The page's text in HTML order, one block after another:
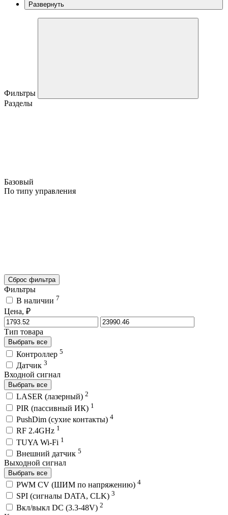
Развернуть
Фильтры
Разделы
Базовый
По типу управления
Сброс фильтра
Фильтры
В наличии 7
Цена, ₽
Тип товара
Выбрать все
Контроллер 5
Датчик 3
Входной сигнал
Выбрать все
LASER (лазерный) 2
PIR (пассивный ИК) 1
PushDim (сухие контакты) 4
RF 2.4GHz 1
TUYA Wi-Fi 1
Внешний датчик 5
Выходной сигнал
Выбрать все
PWM СV (ШИМ по напряжению) 4
SPI (сигналы DATA, CLK) 3
Вкл/выкл DC (3.3-48V) 2